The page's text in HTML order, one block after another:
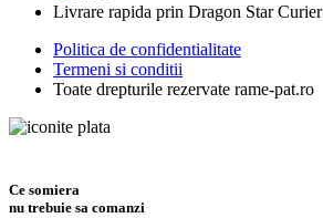
Livrare rapida prin Dragon Star Curier
Politica de confidentialitate
Termeni si conditii
Toate drepturile rezervate rame-pat.ro
Ce somiera
nu trebuie sa comanzi